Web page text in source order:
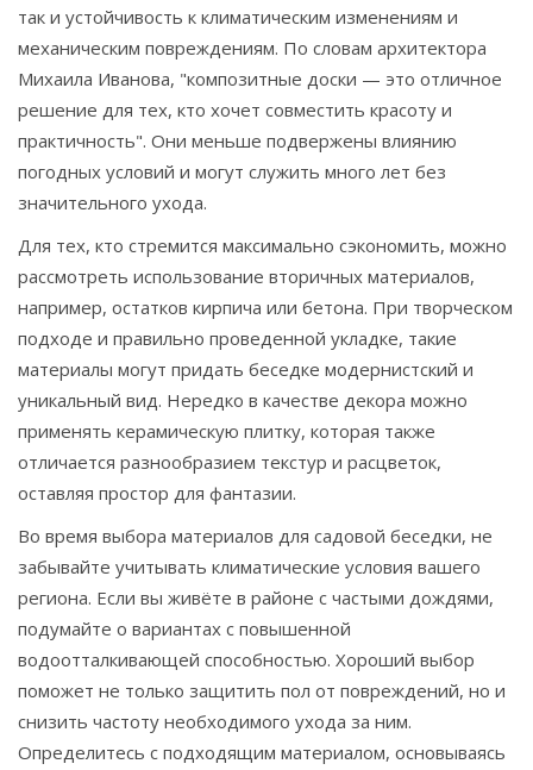
так и устойчивость к климатическим изменениям и
механическим повреждениям. По словам архитектора
Михаила Иванова, "композитные доски — это отличное
решение для тех, кто хочет совместить красоту и
практичность". Они меньше подвержены влиянию
погодных условий и могут служить много лет без
значительного ухода.
Для тех, кто стремится максимально сэкономить, можно
рассмотреть использование вторичных материалов,
например, остатков кирпича или бетона. При творческом
подходе и правильно проведенной укладке, такие
материалы могут придать беседке модернистский и
уникальный вид. Нередко в качестве декора можно
применять керамическую плитку, которая также
отличается разнообразием текстур и расцветок,
оставляя простор для фантазии.
Во время выбора материалов для садовой беседки, не
забывайте учитывать климатические условия вашего
региона. Если вы живёте в районе с частыми дождями,
подумайте о вариантах с повышенной
водоотталкивающей способностью. Хороший выбор
поможет не только защитить пол от повреждений, но и
снизить частоту необходимого ухода за ним.
Определитесь с подходящим материалом, основываясь